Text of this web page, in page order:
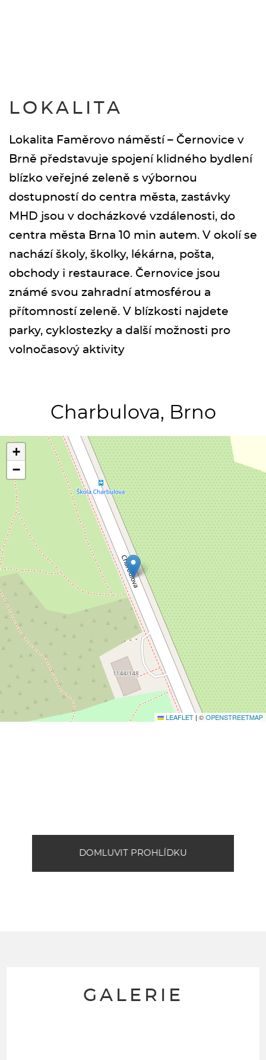
LOKALITA
Lokalita Faměrovo náměstí – Černovice v
Brně představuje spojení klidného bydlení
blízko veřejné zeleně s výbornou
dostupností do centra města, zastávky
MHD jsou v docházkové vzdálenosti, do
centra města Brna 10 min autem. V okolí se
nachází školy, školky, lékárna, pošta,
obchody i restaurace. Černovice jsou
známé svou zahradní atmosférou a
přítomností zeleně. V blízkosti najdete
parky, cyklostezky a další možnosti pro
volnočasový aktivity
Charbulova, Brno
+
−
LEAFLET | ©OPENSTREETMAP
DOMLUVIT PROHLÍDKU
GALERIE